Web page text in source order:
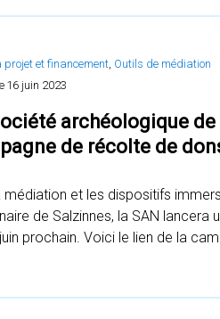
projet et financement, Outils de médiation
16 juin 2023
archéologique
de récolte de
médiation et les dispositifs
de Salzinnes, la SAN
prochain. Voici le lien de la